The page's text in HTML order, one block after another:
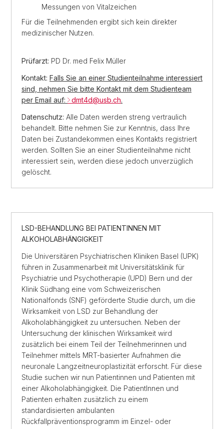
Messungen von Vitalzeichen
Für die Teilnehmenden ergibt sich kein direkter
medizinischer Nutzen.
Prüfarzt: PD Dr. med Felix Müller
Kontakt: Falls Sie an einer Studienteilnahme interessiert
sind, nehmen Sie bitte Kontakt mit dem Studienteam
per Email auf:
dmt4d@usb.ch.
Datenschutz: Alle Daten werden streng vertraulich
behandelt. Bitte nehmen Sie zur Kenntnis, dass Ihre
Daten bei Zustandekommen eines Kontakts registriert
werden. Sollten Sie an einer Studienteilnahme nicht
interessiert sein, werden diese jedoch unverzüglich
gelöscht.
LSD-BEHANDLUNG BEI PATIENTINNEN MIT
ALKOHOLABHÄNGIGKEIT
Die Universitären Psychiatrischen Kliniken Basel (UPK)
führen in Zusammenarbeit mit Universitätsklinik für
Psychiatrie und Psychotherapie (UPD) Bern und der
Klinik Südhang eine vom Schweizerischen
Nationalfonds (SNF) geförderte Studie durch, um die
Wirksamkeit von LSD zur Behandlung der
Alkoholabhängigkeit zu untersuchen. Neben der
Untersuchung der klinischen Wirksamkeit wird
zusätzlich bei einem Teil der Teilnehmerinnen und
Teilnehmer mittels MRT-basierter Aufnahmen die
neuronale Langzeitneuroplastizität erforscht. Für diese
Studie suchen wir nun Patientinnen und Patienten mit
einer Alkoholabhängigkeit. Die PatientInnen und
Patienten erhalten zusätzlich zu einem
standardisierten ambulanten
Rückfallpräventionsprogramm im Einzel- oder